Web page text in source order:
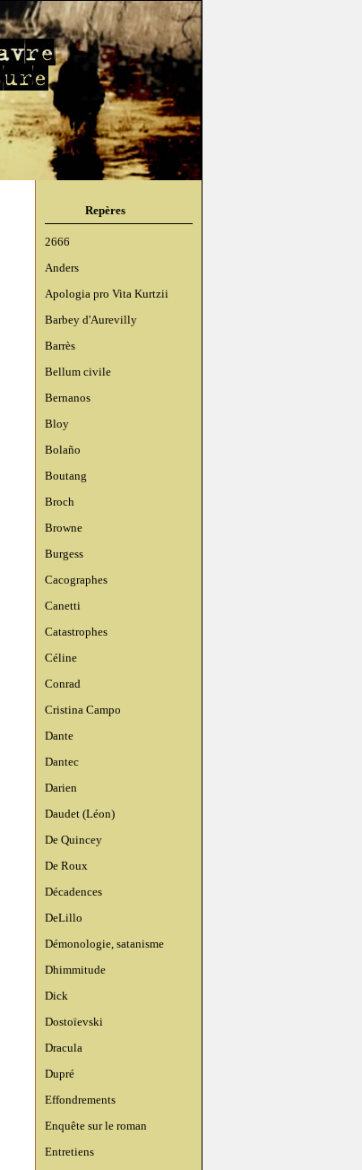
Repères
2666
Anders
Apologia pro Vita Kurtzii
Barbey d'Aurevilly
Barrès
Bellum civile
Bernanos
Bloy
Bolaño
Boutang
Broch
Browne
Burgess
Cacographes
Canetti
Catastrophes
Céline
Conrad
Cristina Campo
Dante
Dantec
Darien
Daudet (Léon)
De Quincey
De Roux
Décadences
DeLillo
Démonologie, satanisme
Dhimmitude
Dick
Dostoïevski
Dracula
Dupré
Effondrements
Enquête sur le roman
Entretiens